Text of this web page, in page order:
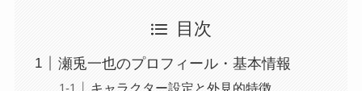
目次
瀬兎一也のプロフィール・基本情報
キャラクター設定と外見的特徴